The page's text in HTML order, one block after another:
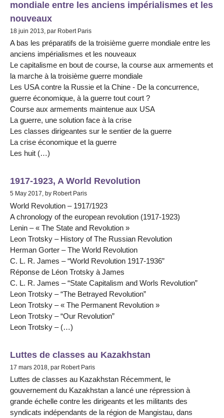
mondiale entre les anciens impérialismes et les
nouveaux
18 juin 2013, par Robert Paris
A bas les préparatifs de la troisième guerre mondiale entre les
anciens impérialismes et les nouveaux
Le capitalisme en bout de course, la course aux armements et
la marche à la troisième guerre mondiale
Les USA contre la Russie et la Chine - De la concurrence,
guerre économique, à la guerre tout court ?
Course aux armements maintenue aux USA
La guerre, une solution face à la crise
Les classes dirigeantes sur le sentier de la guerre
La crise économique et la guerre
Les huit (…)
1917-1923, A World Revolution
5 May 2017, by Robert Paris
World Revolution – 1917/1923
A chronology of the european revolution (1917-1923)
Lenin – « The State and Revolution »
Leon Trotsky – History of The Russian Revolution
Herman Gorter – The World Revolution
C. L. R. James – “World Revolution 1917-1936”
Réponse de Léon Trotsky à James
C. L. R. James – “State Capitalism and Worls Revolution”
Leon Trotsky – “The Betrayed Revolution”
Leon Trotsky – « The Permanent Revolution »
Leon Trotsky – “Our Revolution”
Leon Trotsky – (…)
Luttes de classes au Kazakhstan
17 mars 2018, par Robert Paris
Luttes de classes au Kazakhstan Récemment, le
gouvernement du Kazakhstan a lancé une répression à
grande échelle contre les dirigeants et les militants des
syndicats indépendants de la région de Mangistau, dans